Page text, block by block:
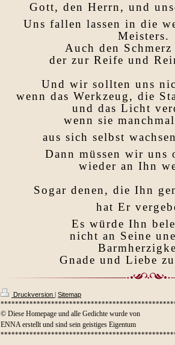
Gott, den Herrn, und
Uns fallen lassen in die
Meisters.
Auch den Schmerz
der zur Reife und
Und wir sollten uns
wenn das Werkzeug, die
und das Licht
wenn sie
aus sich selbst
Dann müssen wir uns
wieder an Ihn
Sogar denen, die Ihn
hat Er
Es würde Ihn
nicht an Seine
Gnade und Liebe
Druckversion | Sitemap
© Diese Homepage und alle Gedichte wurde von
ENNA erstellt und sind sein geistiges Eigentum